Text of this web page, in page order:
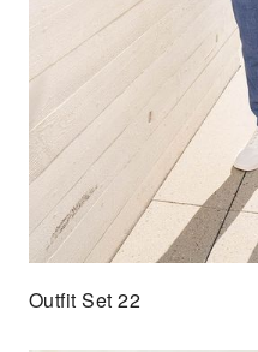
Outfit Set 22